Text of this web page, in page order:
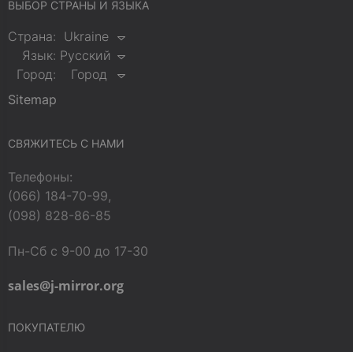
ВЫБОР СТРАНЫ И ЯЗЫКА
Страна: Ukraine
Язык: Русский
Город:
Город
Sitemap
СВЯЖИТЕСЬ С НАМИ
Телефоны:
(066) 184-70-99,
(098) 828-86-85
Пн-Сб с 9-00 до 17-30
sales@j-mirror.org
ПОКУПАТЕЛЮ